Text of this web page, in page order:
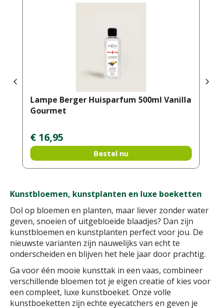
Lampe Berger Huisparfum 500ml Vanilla
Gourmet
€ 16,95
Bestel nu
Kunstbloemen, kunstplanten en luxe boeketten
Dol op bloemen en planten, maar liever zonder water
geven, snoeien of uitgebloeide blaadjes? Dan zijn
kunstbloemen en kunstplanten perfect voor jou. De
nieuwste varianten zijn nauwelijks van echt te
onderscheiden en blijven het hele jaar door prachtig.
Ga voor één mooie kunsttak in een vaas, combineer
verschillende bloemen tot je eigen creatie of kies voor
een compleet, luxe kunstboeket. Onze volle
kunstboeketten zijn echte eyecatchers en geven je